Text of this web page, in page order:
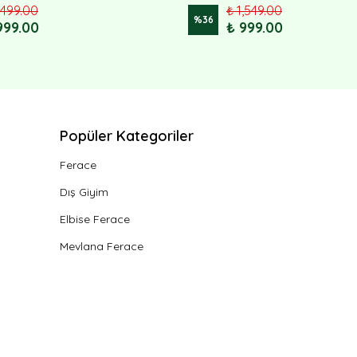
%36
₺ 1,549.00
₺ 999.00
Popüler Kategoriler
Ferace
Dış Giyim
Elbise Ferace
Mevlana Ferace